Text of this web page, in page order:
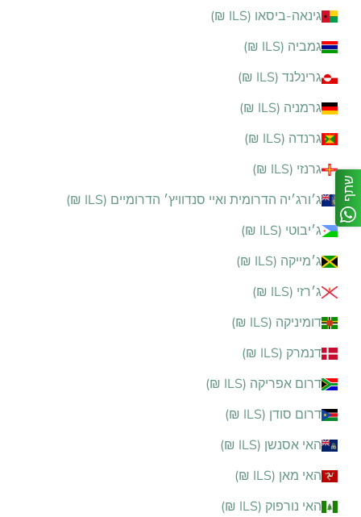
גינאה-ביסאו (ILS ₪)
גמביה (ILS ₪)
גרינלנד (ILS ₪)
גרמניה (ILS ₪)
גרנדה (ILS ₪)
גרנזי (ILS ₪)
ג׳ורג׳יה הדרומית ואיי סנדוויץ׳ הדרומיים (ILS ₪)
ג׳יבוטי (ILS ₪)
ג׳מייקה (ILS ₪)
ג׳רזי (ILS ₪)
דומיניקה (ILS ₪)
דנמרק (ILS ₪)
דרום אפריקה (ILS ₪)
דרום סודן (ILS ₪)
האי אסנשן (ILS ₪)
האי מאן (ILS ₪)
האי נורפוק (ILS ₪)
שתף